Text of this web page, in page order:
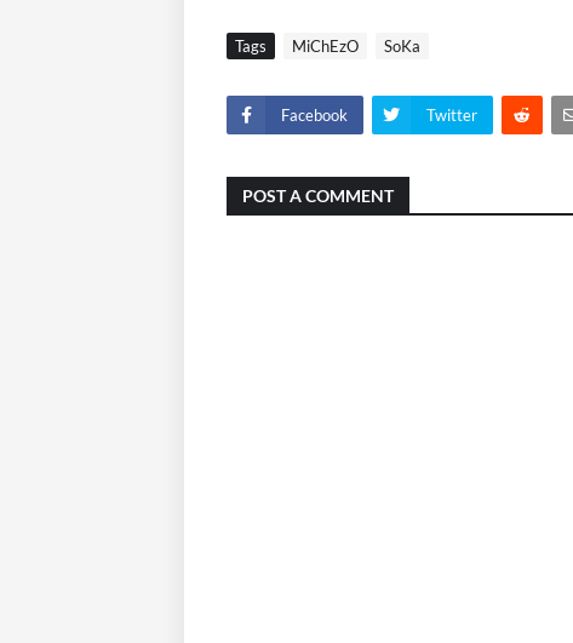
Tags MiChEzO SoKa
Facebook Twitter
POST A COMMENT